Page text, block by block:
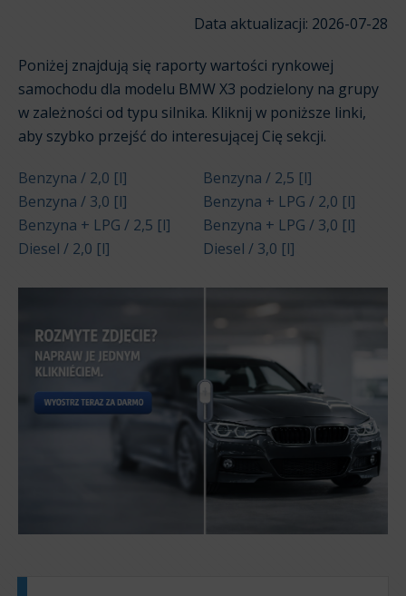
Data aktualizacji: 2026-07-28
Poniżej znajdują się raporty wartości rynkowej
samochodu dla modelu BMW X3 podzielony na grupy
w zależności od typu silnika. Kliknij w poniższe linki,
aby szybko przejść do interesującej Cię sekcji.
Benzyna / 2,0 [l]
Benzyna / 2,5 [l]
Benzyna / 3,0 [l]
Benzyna + LPG / 2,0 [l]
Benzyna + LPG / 2,5 [l]
Benzyna + LPG / 3,0 [l]
Diesel / 2,0 [l]
Diesel / 3,0 [l]